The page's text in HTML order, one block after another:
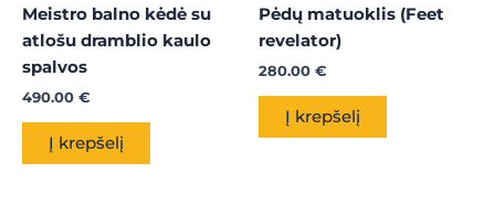
Meistro balno kėdė su
atlošu dramblio kaulo
spalvos
490.00 €
Į krepšelį
Pėdų matuoklis (Feet
revelator)
280.00 €
Į krepšelį